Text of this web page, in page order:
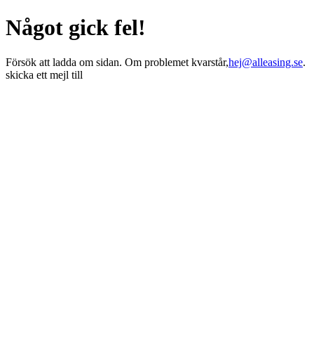
Något gick fel!
Försök att ladda om sidan. Om problemet kvarstår,hej@alleasing.se.
skicka ett mejl till